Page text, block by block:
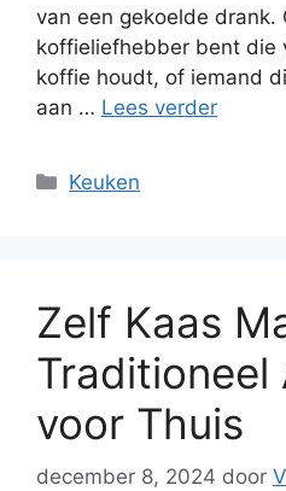
van een gekoelde drank.
koffieliefhebber bent die
koffie houdt, of iemand
aan … Lees verder
Categorieën
Keuken
Zelf Kaas
Traditioneel
voor Thuis
december 8, 2024 door